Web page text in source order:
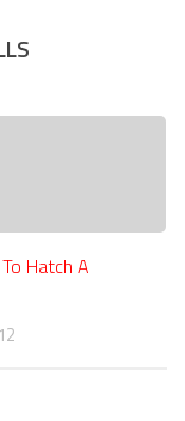
Hatch A